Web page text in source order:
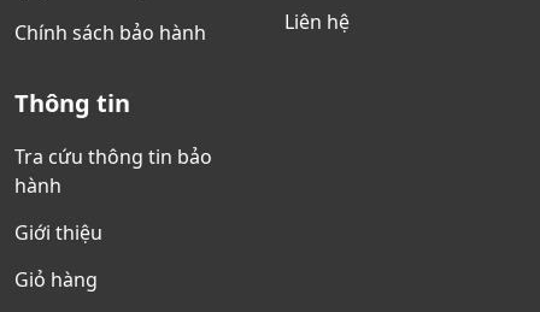
Chính sách bảo hành
Liên hệ
Thông tin
Tra cứu thông tin bảo
hành
Giới thiệu
Giỏ hàng